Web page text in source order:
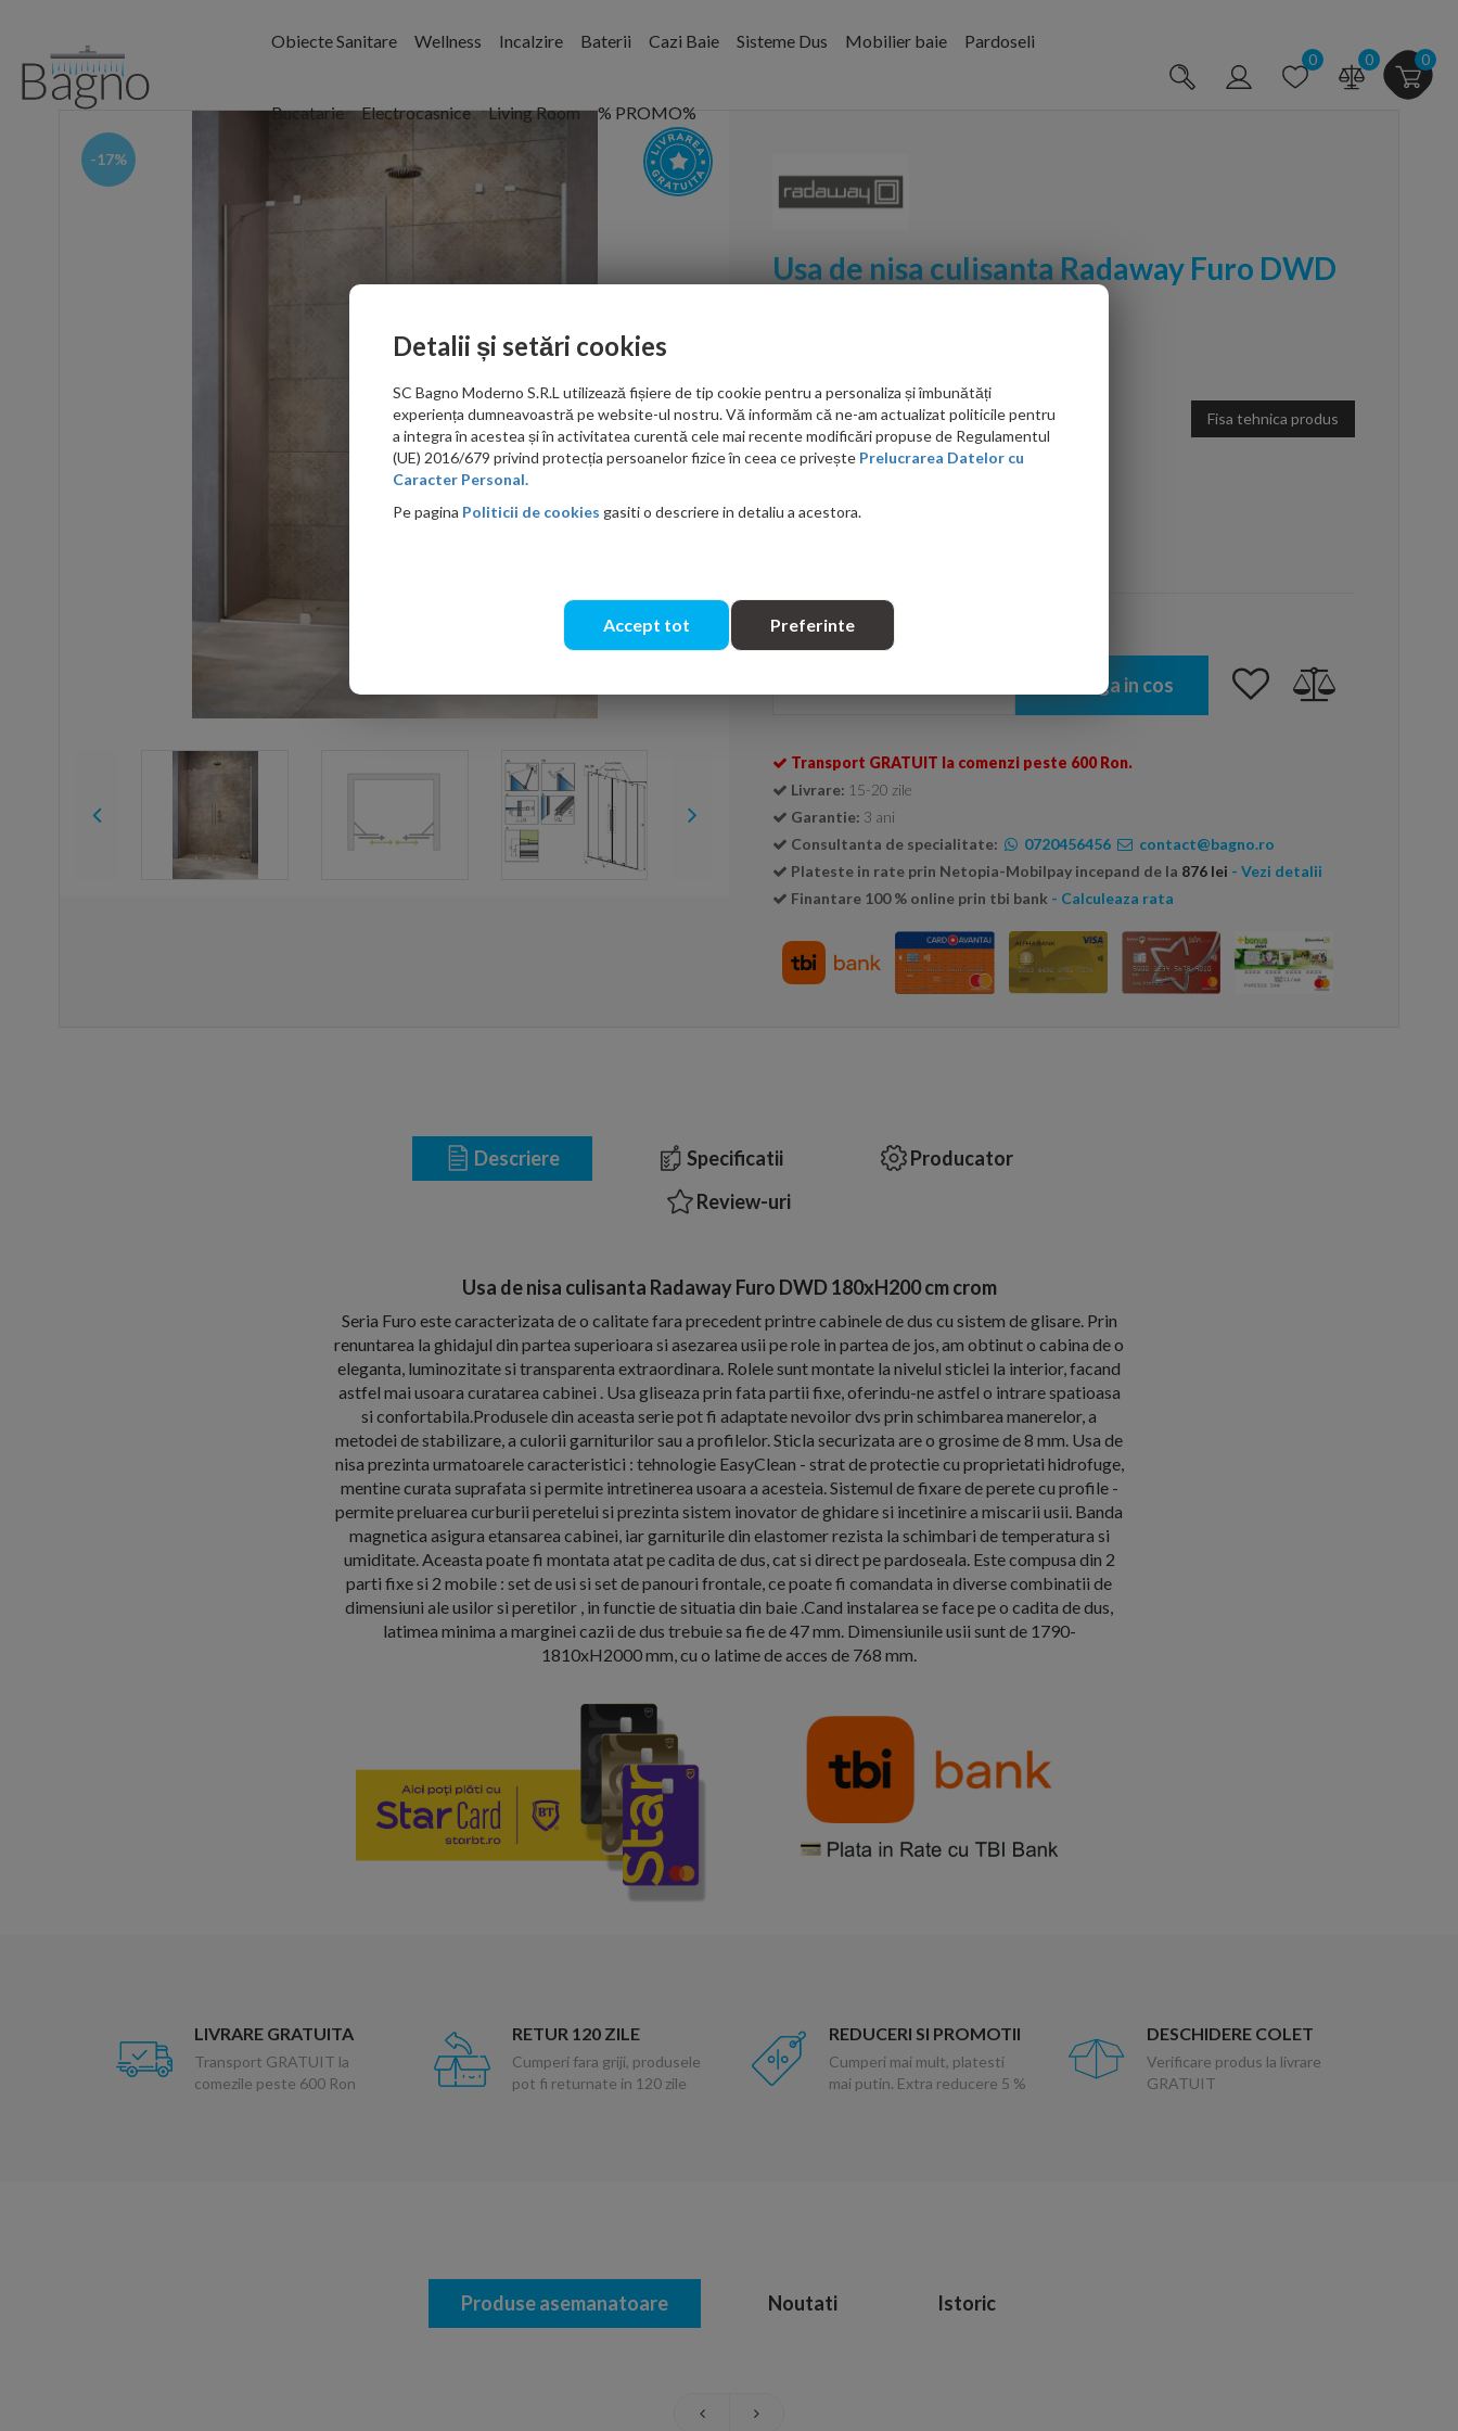
Obiecte Sanitare Wellness Incalzire Baterii Cazi Baie Sisteme Dus Mobilier baie Pardoseli
Bucatarie Electrocasnice Living Room % PROMO%
0 0 0
-17%
Usa de nisa culisanta Radaway Furo DWD
PRP: 6,256.00 RON
5,255.00 RON
Produsul beneficiaza
cos.
Fisa tehnica produs
Adauga in cos
Transport GRATUIT la comenzi peste 600 Ron.
Livrare: 15-20 zile
Garantie: 3 ani
Consultanta de specialitate:
0720456456
contact@bagno.ro
Plateste in rate prin Netopia-Mobilpay incepand de la 876 lei - Vezi detalii
Finantare 100 % online prin tbi bank - Calculeaza rata
Descriere Specificatii
Producator
Review-uri
Usa de nisa culisanta Radaway Furo DWD 180xH200 cm crom
Seria Furo este caracterizata de o calitate fara precedent printre cabinele de dus cu sistem de glisare. Prin
renuntarea la ghidajul din partea superioara si asezarea usii pe role in partea de jos, am obtinut o cabina de o
eleganta, luminozitate si transparenta extraordinara. Rolele sunt montate la nivelul sticlei la interior, facand
astfel mai usoara curatarea cabinei . Usa gliseaza prin fata partii fixe, oferindu-ne astfel o intrare spatioasa
si confortabila.Produsele din aceasta serie pot fi adaptate nevoilor dvs prin schimbarea manerelor, a
metodei de stabilizare, a culorii garniturilor sau a profilelor. Sticla securizata are o grosime de 8 mm. Usa de
nisa prezinta urmatoarele caracteristici : tehnologie EasyClean - strat de protectie cu proprietati hidrofuge,
mentine curata suprafata si permite intretinerea usoara a acesteia. Sistemul de fixare de perete cu profile -
permite preluarea curburii peretelui si prezinta sistem inovator de ghidare si incetinire a miscarii usii. Banda
magnetica asigura etansarea cabinei, iar garniturile din elastomer rezista la schimbari de temperatura si
umiditate. Aceasta poate fi montata atat pe cadita de dus, cat si direct pe pardoseala. Este compusa din 2
parti fixe si 2 mobile : set de usi si set de panouri frontale, ce poate fi comandata in diverse combinatii de
dimensiuni ale usilor si peretilor , in functie de situatia din baie .Cand instalarea se face pe o cadita de dus,
latimea minima a marginei cazii de dus trebuie sa fie de 47 mm. Dimensiunile usii sunt de 1790-
1810xH2000 mm, cu o latime de acces de 768 mm.
LIVRARE GRATUITA
Transport GRATUIT la
comezile peste 600 Ron
RETUR 120 ZILE
Cumperi fara griji, produsele
pot fi returnate in 120 zile
REDUCERI SI PROMOTII
Cumperi mai mult, platesti
mai putin. Extra reducere 5 %
DESCHIDERE COLET
Verificare produs la livrare
GRATUIT
Produse asemanatoare Noutati Istoric
Detalii și setări cookies
SC Bagno Moderno S.R.L utilizează fișiere de tip cookie pentru a personaliza și îmbunătăți
experiența dumneavoastră pe website-ul nostru. Vă informăm că ne-am actualizat politicile pentru
a integra în acestea și în activitatea curentă cele mai recente modificări propuse de Regulamentul
(UE) 2016/679 privind protecția persoanelor fizice în ceea ce privește Prelucrarea Datelor cu
Caracter Personal.
Pe pagina Politicii de cookies gasiti o descriere in detaliu a acestora.
Accept tot Preferinte